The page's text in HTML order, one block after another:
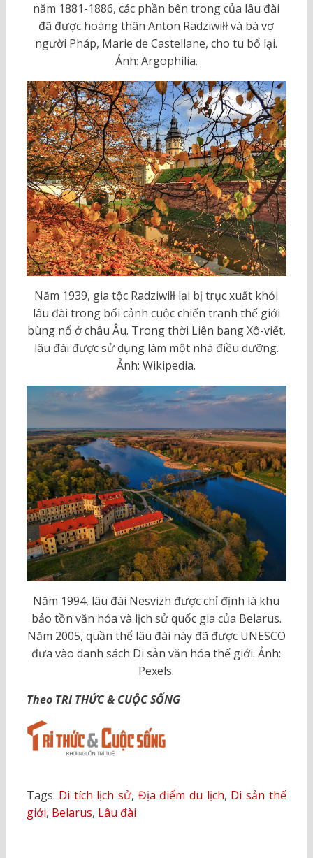
năm 1881-1886, các phần bên trong của lâu đài
đã được hoàng thân Anton Radziwiłł và bà vợ
người Pháp, Marie de Castellane, cho tu bổ lại.
Ảnh: Argophilia.
Năm 1939, gia tộc Radziwiłł lại bị trục xuất khỏi
lâu đài trong bối cảnh cuộc chiến tranh thế giới
bùng nổ ở châu Âu. Trong thời Liên bang Xô-viết,
lâu đài được sử dụng làm một nhà điều dưỡng.
Ảnh: Wikipedia.
Năm 1994, lâu đài Nesvizh được chỉ định là khu
bảo tồn văn hóa và lịch sử quốc gia của Belarus.
Năm 2005, quần thể lâu đài này đã được UNESCO
đưa vào danh sách Di sản văn hóa thế giới. Ảnh:
Pexels.
Theo TRI THỨC & CUỘC SỐNG
Tags: Di tích lịch sử, Địa điểm du lịch, Di sản thế
giới, Belarus, Lâu đài